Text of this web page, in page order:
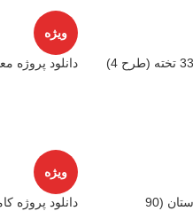
ویژه
دانلود پروژه
دانلود پروژه کامل طراحی بیمارستان (90
ویژه